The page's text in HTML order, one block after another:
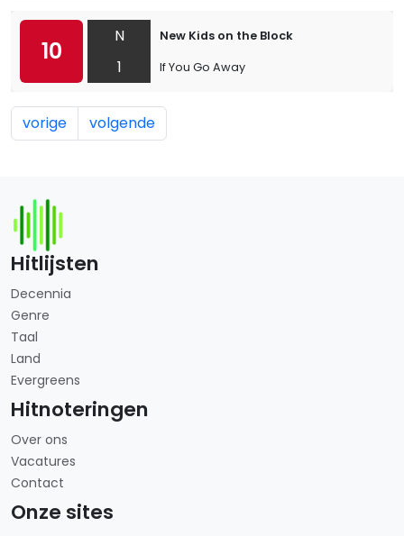
10
N
1
New Kids on the Block
If You Go Away
vorige volgende
Hitlijsten
Decennia
Genre
Taal
Land
Evergreens
Hitnoteringen
Over ons
Vacatures
Contact
Onze sites